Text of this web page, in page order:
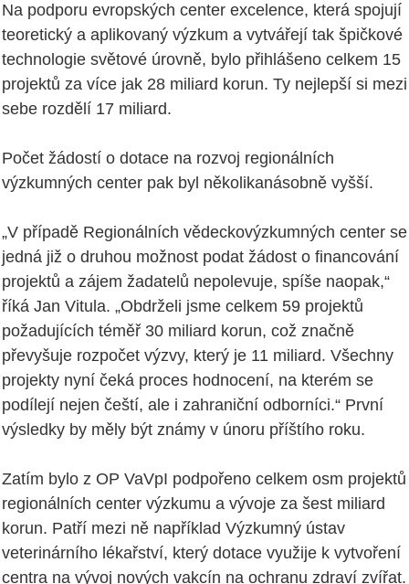
Na podporu evropských center excelence, která spojují
teoretický a aplikovaný výzkum a vytvářejí tak špičkové
technologie světové úrovně, bylo přihlášeno celkem 15
projektů za více jak 28 miliard korun. Ty nejlepší si mezi
sebe rozdělí 17 miliard.
Počet žádostí o dotace na rozvoj regionálních
výzkumných center pak byl několikanásobně vyšší.
„V případě Regionálních vědeckovýzkumných center se
jedná již o druhou možnost podat žádost o financování
projektů a zájem žadatelů nepolevuje, spíše naopak,“
říká Jan Vitula. „Obdrželi jsme celkem 59 projektů
požadujících téměř 30 miliard korun, což značně
převyšuje rozpočet výzvy, který je 11 miliard. Všechny
projekty nyní čeká proces hodnocení, na kterém se
podílejí nejen čeští, ale i zahraniční odborníci.“ První
výsledky by měly být známy v únoru příštího roku.
Zatím bylo z OP VaVpI podpořeno celkem osm projektů
regionálních center výzkumu a vývoje za šest miliard
korun. Patří mezi ně například Výzkumný ústav
veterinárního lékařství, který dotace využije k vytvoření
centra na vývoj nových vakcín na ochranu zdraví zvířat.